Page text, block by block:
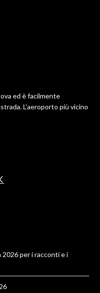
ed è facilmente
L'aeroporto più vicino
2026 per i racconti e i